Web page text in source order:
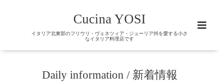
Cucina YOSI
イタリア北東部のフリウリ・ヴェネツィア・ジューリア州を愛する小さ
なイタリア料理店です
Daily information / 新着情報